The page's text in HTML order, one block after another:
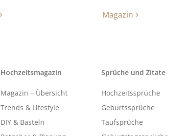
Magazin
Hochzeitsmagazin
Magazin – Übersicht
Trends & Lifestyle
DIY & Basteln
Sprüche und Zitate
Hochzeitssprüche
Geburtssprüche
Taufsprüche